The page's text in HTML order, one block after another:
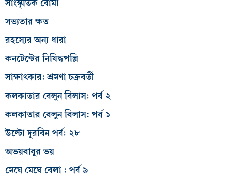
সভ্যতার ক্ষত
রহস্যের অন্য ধারা
কনটেন্টের নিষিদ্ধপল্লি
সাক্ষাৎকার: শ্রমণা চক্রবর্তী
কলকাতার বেলুন বিলাস: পর্ব ২
কলকাতার বেলুন বিলাস: পর্ব ১
উল্টো দূরবিন পর্ব: ২৮
অভয়বাবুর ভয়
মেঘে মেঘে বেলা : পর্ব ৯